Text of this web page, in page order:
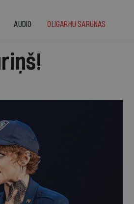
AUDIO OLIGARHU SARUNAS